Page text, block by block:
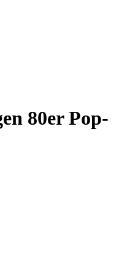
80er Pop-